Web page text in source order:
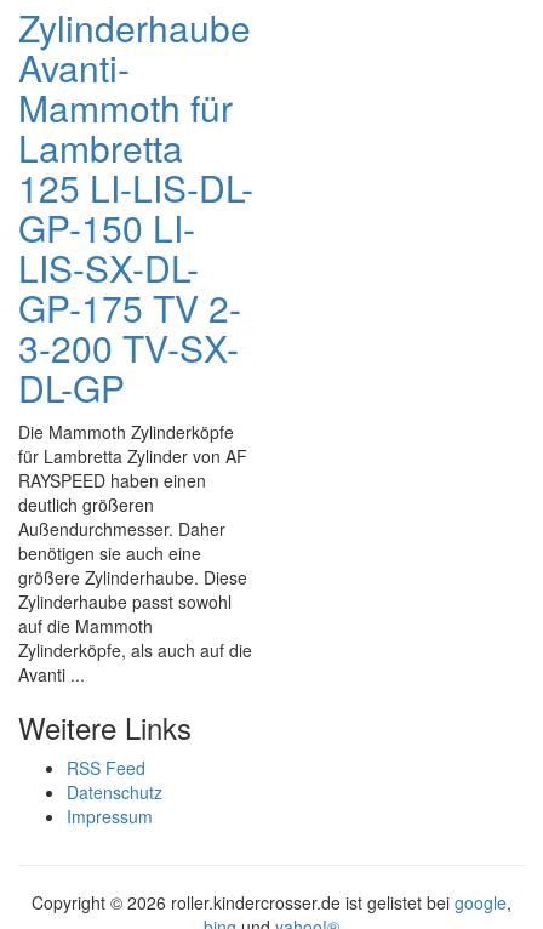
Zylinderhaube
Avanti-
Mammoth für
Lambretta
125 LI-LIS-DL-
GP-150 LI-
LIS-SX-DL-
GP-175 TV 2-
3-200 TV-SX-
DL-GP
Die Mammoth Zylinderköpfe
für Lambretta Zylinder von AF
RAYSPEED haben einen
deutlich größeren
Außendurchmesser. Daher
benötigen sie auch eine
größere Zylinderhaube. Diese
Zylinderhaube passt sowohl
auf die Mammoth
Zylinderköpfe, als auch auf die
Avanti ...
Weitere Links
RSS Feed
Datenschutz
Impressum
Copyright © 2026 roller.kindercrosser.de ist gelistet bei google,